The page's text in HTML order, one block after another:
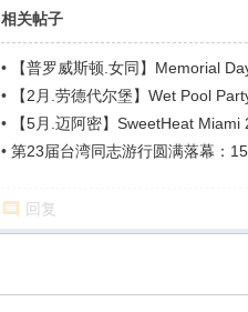
相关帖子
• 【普罗威斯顿.女同】Memorial
•
【2月.劳德代尔堡】Wet Pool
•
【5月.迈阿密】SweetHeat Miami
• 第23届台湾同志游行圆满落幕：
回复